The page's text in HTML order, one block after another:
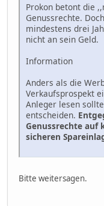
Prokon betont die
Genussrechte.
mindestens drei
nicht an sein Geld.
Information
Anders als die
Verkaufsprospekt
Anleger lesen
entscheiden.
Genussrechte auf
sicheren
Bitte weitersagen.